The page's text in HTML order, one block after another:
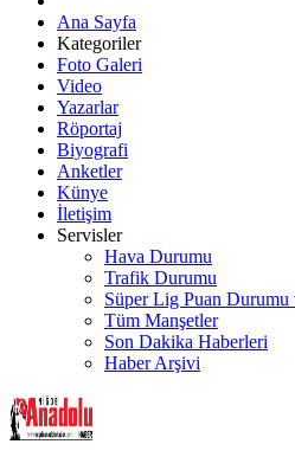
Ana Sayfa
Kategoriler
Foto Galeri
Video
Yazarlar
Röportaj
Biyografi
Anketler
Künye
İletişim
Servisler
Hava Durumu
Trafik Durumu
Süper Lig Puan Durumu
Tüm Manşetler
Son Dakika Haberleri
Haber Arşivi